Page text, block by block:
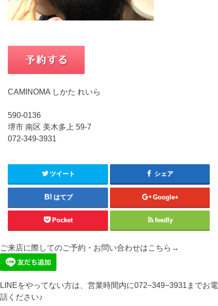
CAMINOMA しかた れいら
590-0136
堺市 南区 美木多上 59-7
072-349-3931
ツイート シェア
はてブ Google+
Pocket feedly
ご来店に際してのご予約・お問い合わせはこちら→
LINEをやってない方は、営業時間内に072−349−3931までお電
話ください♪